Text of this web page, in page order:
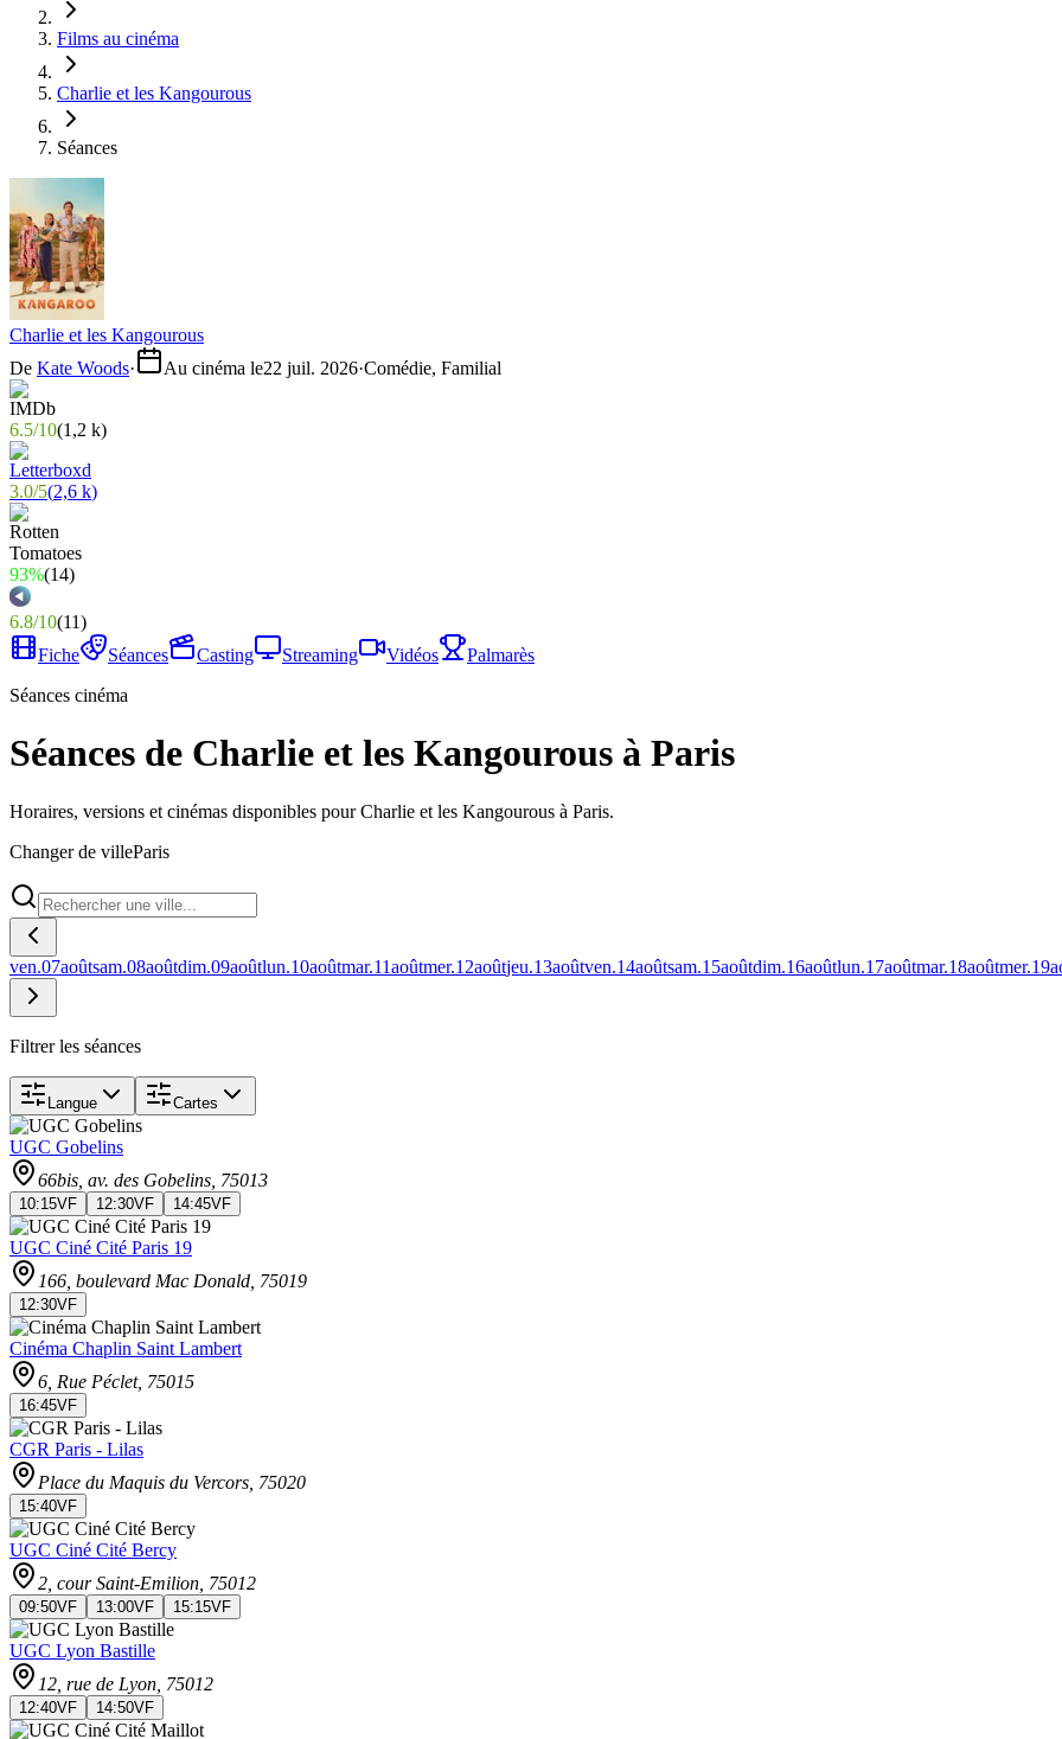
Films au cinéma
Charlie et les Kangourous
Séances
Charlie et les Kangourous
De Kate Woods· Au cinéma le22 juil. 2026·Comédie, Familial
6.5/10(1,2 k)
3.0/5(2,6 k)
93%(14)
6.8/10(11)
Fiche
Séances Casting Streaming Vidéos
Palmarès
Séances cinéma
Séances de Charlie et les Kangourous à Paris
Horaires, versions et cinémas disponibles pour Charlie et les Kangourous à Paris.
Changer de villeParis
ven.07aoûtsam.08aoûtdim.09aoûtlun.10aoûtmar.11aoûtmer.12aoûtjeu.13aoûtven.14aoûtsam.15aoûtdim.16aoûtlun.17aoûtmar.18aoûtmer.19
Filtrer les séances
Langue Cartes
UGC Gobelins
66bis, av. des Gobelins , 75013
10:15VF 12:30VF 14:45VF
UGC Ciné Cité Paris 19
166, boulevard Mac Donald , 75019
12:30VF
Cinéma Chaplin Saint Lambert
6, Rue Péclet, 75015
16:45VF
CGR Paris - Lilas
Place du Maquis du Vercors , 75020
15:40VF
UGC Ciné Cité Bercy
2, cour Saint-Emilion , 75012
09:50VF 13:00VF 15:15VF
UGC Lyon Bastille
12, rue de Lyon , 75012
12:40VF 14:50VF